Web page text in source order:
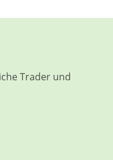
Trader und